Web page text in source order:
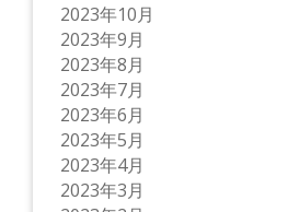
2023年10月
2023年9月
2023年8月
2023年7月
2023年6月
2023年5月
2023年4月
2023年3月